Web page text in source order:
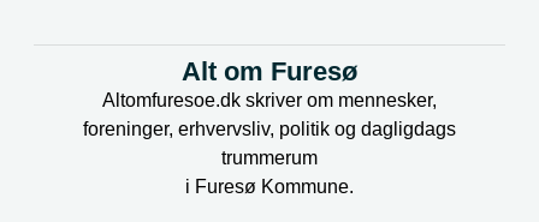
-
-
i
n
m
Alt om Furesø
Altomfuresoe.dk skriver om mennesker,
foreninger, erhvervsliv, politik og dagligdags
trummerum
i Furesø Kommune.